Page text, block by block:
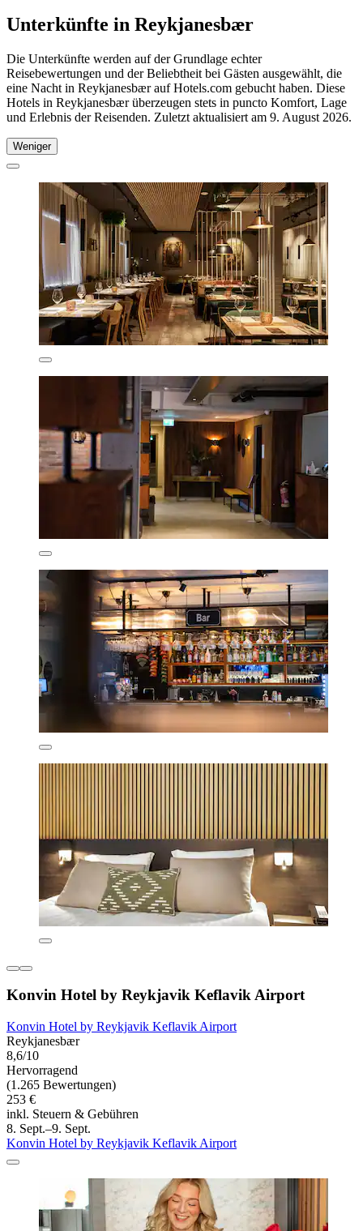
Unterkünfte in Reykjanesbær
Die Unterkünfte werden auf der Grundlage echter
Reisebewertungen und der Beliebtheit bei Gästen ausgewählt, die
eine Nacht in Reykjanesbær auf Hotels.com gebucht haben. Diese
Hotels in Reykjanesbær überzeugen stets in puncto Komfort, Lage
und Erlebnis der Reisenden. Zuletzt aktualisiert am 9. August 2026.
Weniger
Konvin Hotel by Reykjavik Keflavik Airport
Konvin Hotel by Reykjavik Keflavik Airport
Reykjanesbær
8,6/10
Hervorragend
(1.265 Bewertungen)
253 €
inkl. Steuern & Gebühren
8. Sept.–9. Sept.
Konvin Hotel by Reykjavik Keflavik Airport